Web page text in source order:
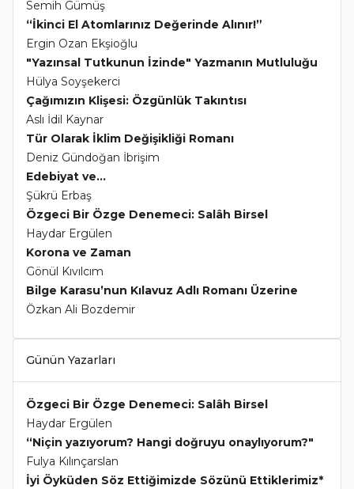
Semih Gümüş
“İkinci El Atomlarınız Değerinde Alınır!”
Ergin Ozan Ekşioğlu
"Yazınsal Tutkunun İzinde" Yazmanın Mutluluğu
Hülya Soyşekerci
Çağımızın Klişesi: Özgünlük Takıntısı
Aslı İdil Kaynar
Tür Olarak İklim Değişikliği Romanı
Deniz Gündoğan İbrişim
Edebiyat ve...
Şükrü Erbaş
Özgeci Bir Özge Denemeci: Salâh Birsel
Haydar Ergülen
Korona ve Zaman
Gönül Kıvılcım
Bilge Karasu’nun Kılavuz Adlı Romanı Üzerine
Özkan Ali Bozdemir
Günün Yazarları
Özgeci Bir Özge Denemeci: Salâh Birsel
Haydar Ergülen
“Niçin yazıyorum? Hangi doğruyu onaylıyorum?"
Fulya Kılınçarslan
İyi Öyküden Söz Ettiğimizde Sözünü Ettiklerimiz*